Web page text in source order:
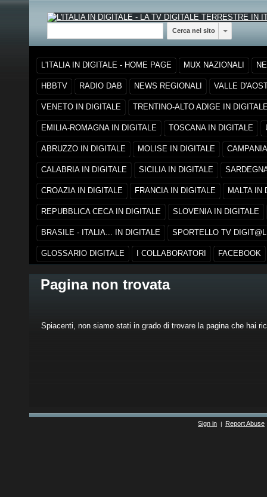
Cerca nel sito
L'ITALIA IN DIGITALE - HOME PAGE MUX NAZIONALI
HBBTV RADIO DAB NEWS REGIONALI VALLE
VENETO IN DIGITALE TRENTINO-ALTO ADIGE IN
EMILIA-ROMAGNA IN DIGITALE TOSCANA IN DIGITALE
ABRUZZO IN DIGITALE MOLISE IN DIGITALE
CALABRIA IN DIGITALE SICILIA IN DIGITALE
CROAZIA IN DIGITALE FRANCIA IN DIGITALE MALTA IN
REPUBBLICA CECA IN DIGITALE SLOVENIA IN DIGITALE
BRASILE - ITALIA... IN DIGITALE SPORTELLO TV
GLOSSARIO DIGITALE I COLLABORATORI FACEBOOK
Pagina non trovata
Spiacenti, non siamo stati in grado di trovare la pagina che hai
Sign in | Report Abuse